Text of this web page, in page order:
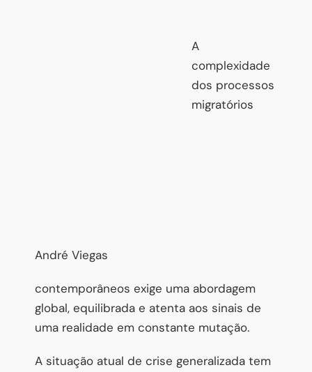
André Viegas
A
complexidade
dos processos
migratórios
contemporâneos exige uma abordagem
global, equilibrada e atenta aos sinais de
uma realidade em constante mutação.
A situação atual de crise generalizada tem